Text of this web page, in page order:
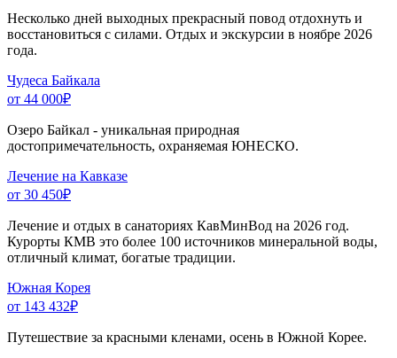
Несколько дней выходных прекрасный повод отдохнуть и
восстановиться с силами. Отдых и экскурсии в ноябре 2026
года.
Чудеса Байкала
от 44 000₽
Озеро Байкал - уникальная природная
достопримечательность, охраняемая ЮНЕСКО.
Лечение на Кавказе
от 30 450₽
Лечение и отдых в санаториях КавМинВод на 2026 год.
Курорты КМВ это более 100 источников минеральной воды,
отличный климат, богатые традиции.
Южная Корея
от 143 432₽
Путешествие за красными кленами, осень в Южной Корее.